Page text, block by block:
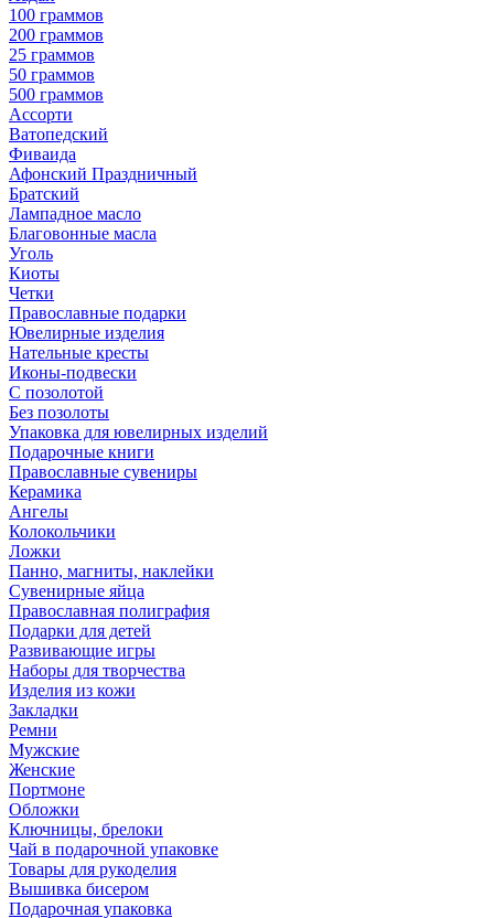
100 граммов
200 граммов
25 граммов
50 граммов
500 граммов
Ассорти
Ватопедский
Фиваида
Афонский Праздничный
Братский
Лампадное масло
Благовонные масла
Уголь
Киоты
Четки
Православные подарки
Ювелирные изделия
Нательные кресты
Иконы-подвески
С позолотой
Без позолоты
Упаковка для ювелирных изделий
Подарочные книги
Православные сувениры
Керамика
Ангелы
Колокольчики
Ложки
Панно, магниты, наклейки
Сувенирные яйца
Православная полиграфия
Подарки для детей
Развивающие игры
Наборы для творчества
Изделия из кожи
Закладки
Ремни
Мужские
Женские
Портмоне
Обложки
Ключницы, брелоки
Чай в подарочной упаковке
Товары для рукоделия
Вышивка бисером
Подарочная упаковка